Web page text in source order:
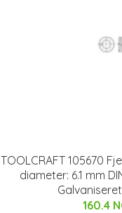
TOOLCRAFT 105670
diameter: 6.1 mm
160.4